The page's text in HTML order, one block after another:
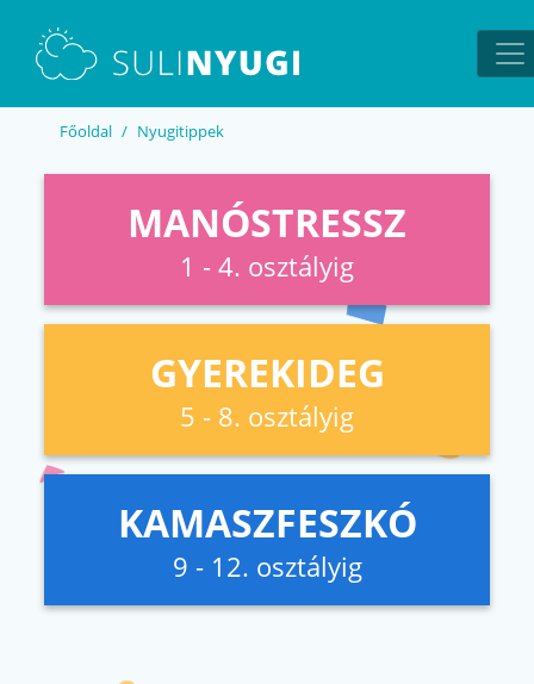
Főoldal Nyugitippek
MANÓSTRESSZ
1 - 4. osztályig
GYEREKIDEG
5 - 8. osztályig
KAMASZFESZKÓ
9 - 12. osztályig